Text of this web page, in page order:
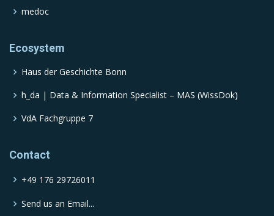
medoc
Ecosystem
Haus der Geschichte Bonn
h_da | Data & Information Specialist – MAS (WissDok)
VdA Fachgruppe 7
Contact
+49 176 29726011
Send us an Email...